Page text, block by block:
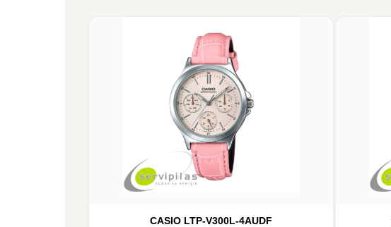
CASIO LTP-V300L-4AUDF